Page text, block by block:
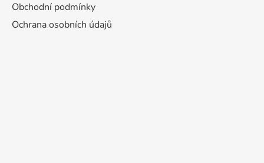
Obchodní podmínky
Ochrana osobních údajů